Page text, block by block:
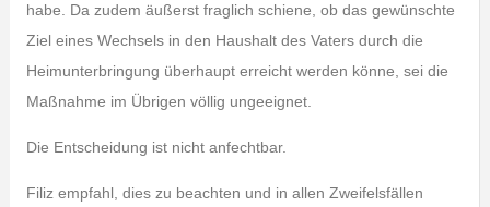
habe. Da zudem äußerst fraglich schiene, ob das gewünschte
Ziel eines Wechsels in den Haushalt des Vaters durch die
Heimunterbringung überhaupt erreicht werden könne, sei die
Maßnahme im Übrigen völlig ungeeignet.
Die Entscheidung ist nicht anfechtbar.
Filiz empfahl, dies zu beachten und in allen Zweifelsfällen